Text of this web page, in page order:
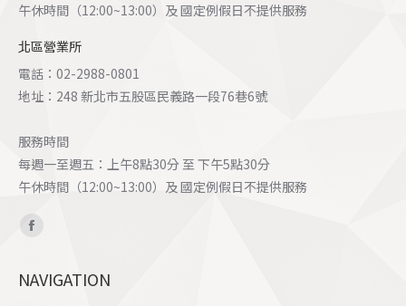
午休時間（12:00~13:00）及 國定例假日不提供服務
北區營業所
電話：02-2988-0801
地址：248 新北市五股區民義路一段76巷6號
服務時間
每週一至週五：上午8點30分 至 下午5點30分
午休時間（12:00~13:00）及 國定例假日不提供服務
Find us on:
Facebook
opens
NAVIGATION